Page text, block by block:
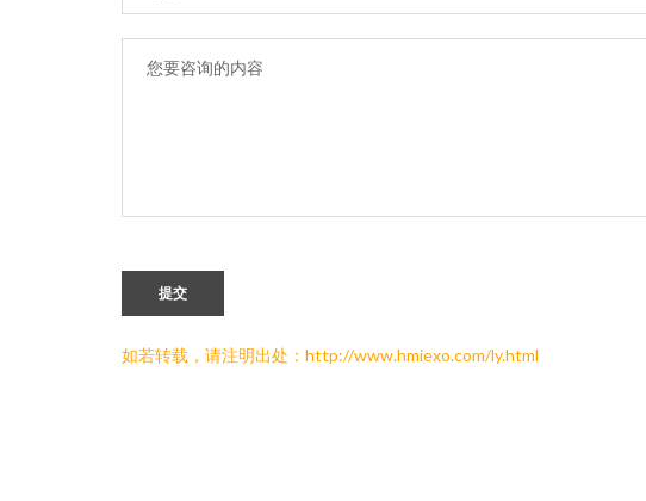
提交
如若转载，请注明出处：http://www.hmiexo.com/ly.html